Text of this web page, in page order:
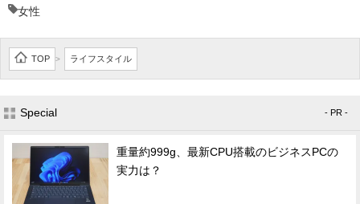
女性
TOP > ライフスタイル
Special - PR -
重量約999g、最新CPU搭載のビジネスPCの
実力は？